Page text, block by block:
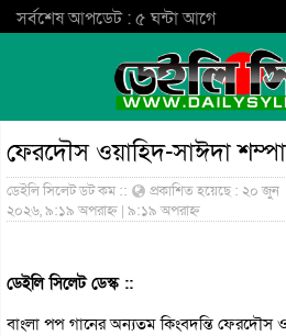
সর্বশেষ আপডেট : ৫ ঘন্টা আগে
ফেরদৌস ওয়াহিদ-সাঈদা
ডেইলি সিলেট ডট কম ::
প্রকাশিত হয়েছে : ২০ জুন
২০২৬, ৯:১৯ অপরাহ্ন | ৯:১৯ অপরাহ্ন
ডেইলি সিলেট ডেস্ক ::
বাংলা পপ গানের অন্যতম কিংবদন্তি ফেরদৌস